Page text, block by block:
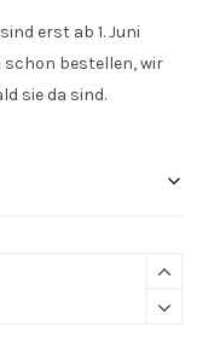
erst ab 1. Juni
bestellen, wir
sie da sind.